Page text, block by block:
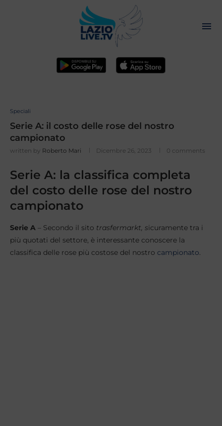
Speciali
Serie A: il costo delle rose del nostro
campionato
written by Roberto Mari Dicembre 26, 2023 0 comments
Serie A: la classifica completa
del costo delle rose del nostro
campionato
Serie A – Secondo il sito trasfermarkt, sicuramente tra i
più quotati del settore, è interessante conoscere la
classifica delle rose più costose del nostro campionato.